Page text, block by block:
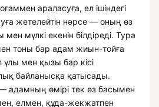
араласуға, ел ішіндегі
жетелейтін нәрсе — оның өз
мен мүлкі екенін білдіреді. Тура
тоны бар адам жиын-тойға
ұлы мен қызы бар кісі
байланысқа қатысады.
адамның өмірі тек өз басымен
елмен, құда-жекжатпен